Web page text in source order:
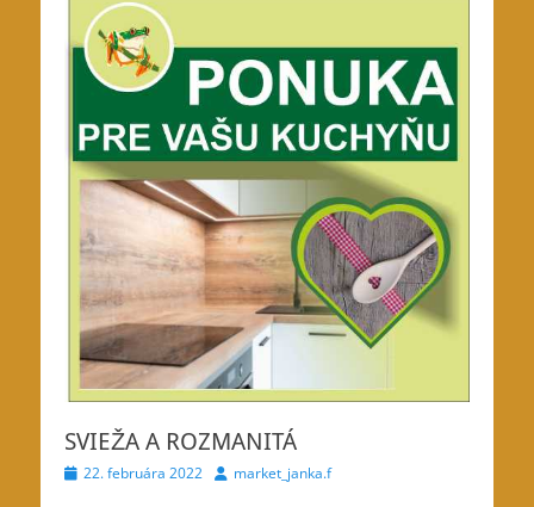
SVIEŽA A ROZMANITÁ
Posted
22. februára 2022 Authormarket_janka.f